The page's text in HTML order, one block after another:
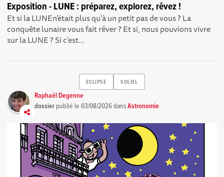
Exposition - LUNE : préparez, explorez, rêvez !
Et si la LUNEn’était plus qu’à un petit pas de vous ? La
conquête lunaire vous fait rêver ? Et si, nous pouvions vivre
sur la LUNE ? Si c'est...
ECLIPSE SOLEIL
Raphaël Degenne
dossier publié le03/08/2026dansAstronomie